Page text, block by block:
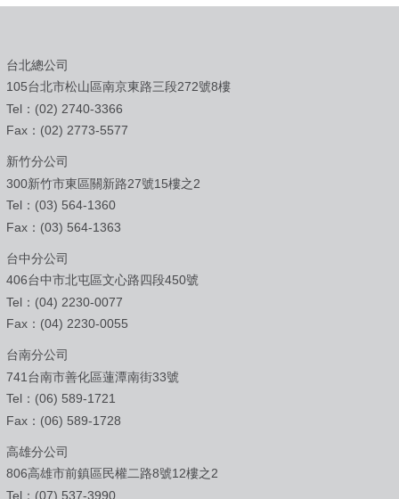
台北總公司
105台北市松山區南京東路三段272號8樓
Tel：(02) 2740-3366
Fax：(02) 2773-5577
新竹分公司
300新竹市東區關新路27號15樓之2
Tel：(03) 564-1360
Fax：(03) 564-1363
台中分公司
406台中市北屯區文心路四段450號
Tel：(04) 2230-0077
Fax：(04) 2230-0055
台南分公司
741台南市善化區蓮潭南街33號
Tel：(06) 589-1721
Fax：(06) 589-1728
高雄分公司
806高雄市前鎮區民權二路8號12樓之2
Tel：(07) 537-3990